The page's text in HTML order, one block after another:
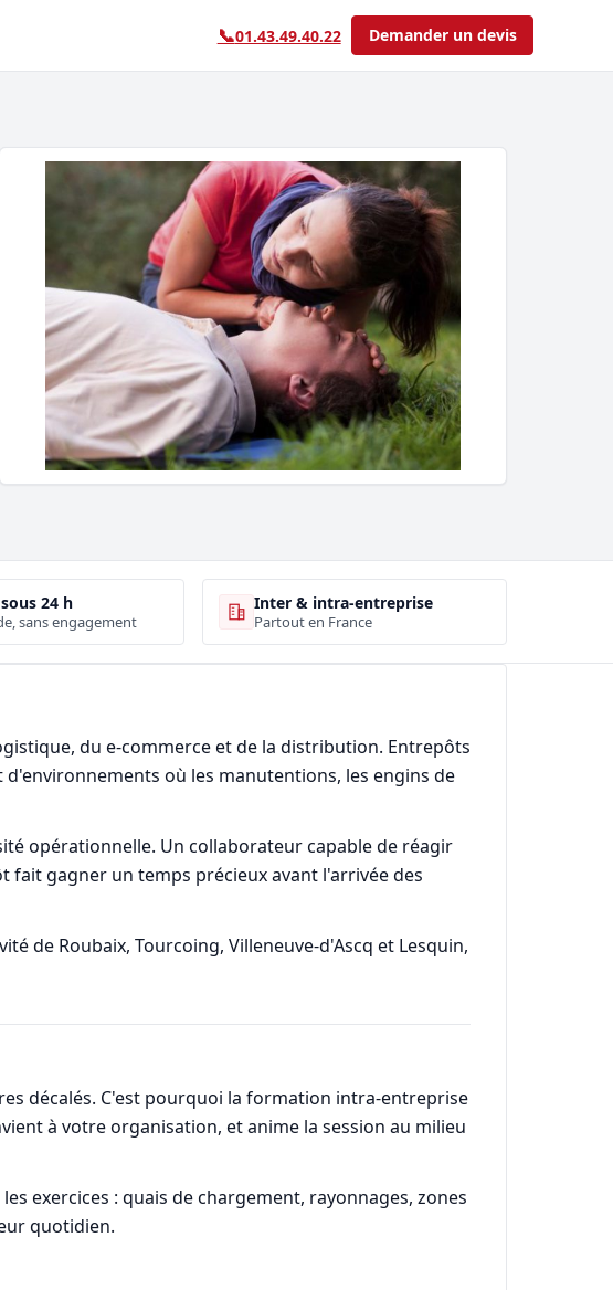
📞01.43.49.40.22 Demander un devis
24 h
sans engagement
Inter & intra-entreprise
Partout en France
du e-commerce et de la distribution. Entrepôts
où les manutentions, les engins de
opérationnelle. Un collaborateur capable de réagir
fait gagner un temps précieux avant l'arrivée des
de Roubaix, Tourcoing, Villeneuve-d'Ascq et Lesquin,
décalés. C'est pourquoi la formation intra-entreprise
à votre organisation, et anime la session au milieu
exercices : quais de chargement, rayonnages, zones
quotidien.